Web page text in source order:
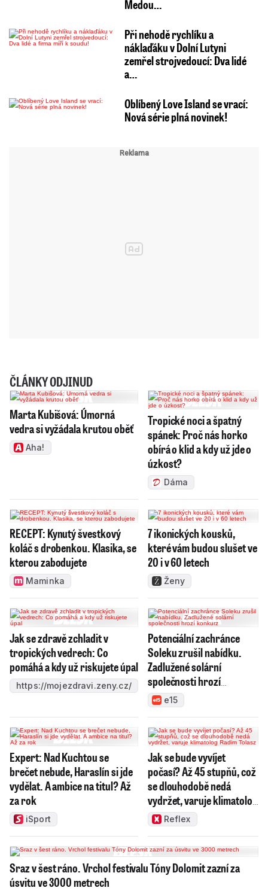
Medou…
Při nehodě rychlíku a
náklaďáku v Dolní Lutyni
zemřel strojvedoucí: Dva lidé
a…
Oblíbený Love Island se vrací:
Nová série plná novinek!
ČLÁNKY ODJINUD
Marta Kubišová: Úmorná
vedra si vyžádala krutou oběť
Aha!
Tropické noci a špatný
spánek: Proč nás horko
obírá o klid a kdy už jde o
úzkost?
Dáma
RECEPT: Kynutý švestkový
koláč s drobenkou. Klasika, se
kterou zabodujete
Maminka
7 ikonických kousků,
které vám budou slušet ve
20 i v 60 letech
Ženy
Jak se zdravě zchladit v
tropických vedrech: Co
pomáhá a kdy už riskujete úpal
https://mojezdravi.zeny.cz/
Potenciální zachránce
Soleku zrušil nabídku.
Zadlužené solární
společnosti hrozí
konkurz
e15
Expert: Nad Kuchtou se
brečet nebude, Haraslín si jde
vydělat. A ambice na titul? Až
za rok
iSport
Jak se bude vyvíjet
počasí? Až 45 stupňů, což
se dlouhodobě nedá
vydržet, varuje klimatolog
Radim Tolasz
Reflex
Sraz v šest ráno. Vrchol festivalu Tóny Dolomit zazní za
úsvitu ve 3000 metrech